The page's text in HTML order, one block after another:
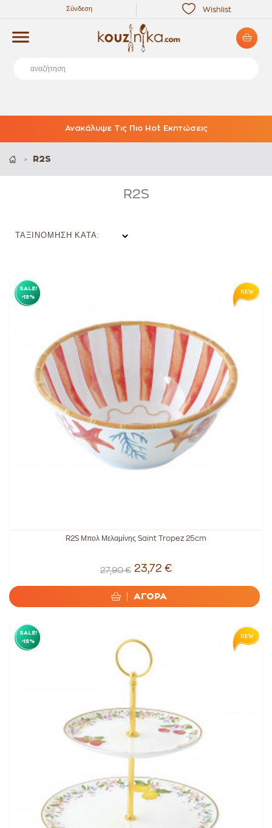
Wishlist
Σύνδεση
Ανακάλυψε Τις Πιο Hot Εκπτώσεις
> R2S
R2S
ΤΑΞΙΝΌΜΗΣΗ ΚΑΤΆ:
SALE!
-15%
R2S Μπολ Μελαμίνης Saint Tropez 25cm
27,90 € 23,72 €
ΑΓΟΡΑ
SALE!
-15%